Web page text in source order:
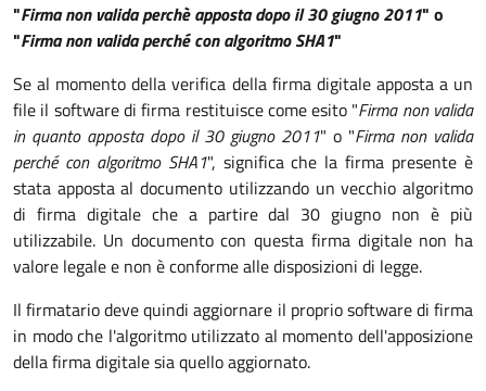
"Firma non valida perchè apposta dopo il 30 giugno 2011" o
"Firma non valida perché con algoritmo SHA1"
Se al momento della verifica della firma digitale apposta a un
file il software di firma restituisce come esito "Firma non valida
in quanto apposta dopo il 30 giugno 2011" o "Firma non valida
perché con algoritmo SHA1", significa che la firma presente è
stata apposta al documento utilizzando un vecchio algoritmo
di firma digitale che a partire dal 30 giugno non è più
utilizzabile. Un documento con questa firma digitale non ha
valore legale e non è conforme alle disposizioni di legge.
Il firmatario deve quindi aggiornare il proprio software di firma
in modo che l'algoritmo utilizzato al momento dell'apposizione
della firma digitale sia quello aggiornato.